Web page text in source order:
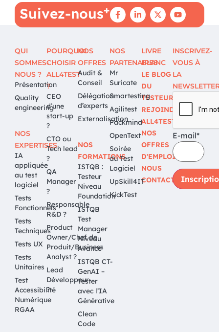
Suivez-nous+
QUI
SOMMES-
NOUS ?
Présentation
Quality
engineering
NOS
EXPERTISES
IA
appliquée
au test
logiciel
Tests
Fonctionnels
Tests
Techniques
Tests UX
Tests
Unitaires
Test
Accessibilité
Numérique
RGAA
POURQUOI
CHOISIR
ALL4TEST
?
CEO
d’une
start-up
?
CTO ou
Tech lead
?
QA
Manager
?
Responsable
R&D ?
Product
Owner/Chef de
Produit/Business
Analyst ?
Lead
Développeur
?
NOS
OFFRES
Audit &
Conseil
Délégation
d’experts
Externalisation
NOS
FORMATIONS
ISTQB :
Testeur
Niveau
Foundation
ISTQB
Test
Manager
Niveau
Avancé
ISTQB CT-
GenAI –
Tester
avec l’IA
Générative
Clean
Code
NOS
PARTENAIRES
Mr
Suricate
Smartesting
Agilitest
Packmind
OpenText
Soirée
du Test
Logiciel
UpSkill4IT
KickTest
LIVRE
BLANC
LE BLOG
DU
TESTEUR
REJOINDRE
ALL4TEST
NOS
OFFRES
D'EMPLOI
NOUS
CONTACTER
INSCRIVEZ-
VOUS À
LA
E-mail*